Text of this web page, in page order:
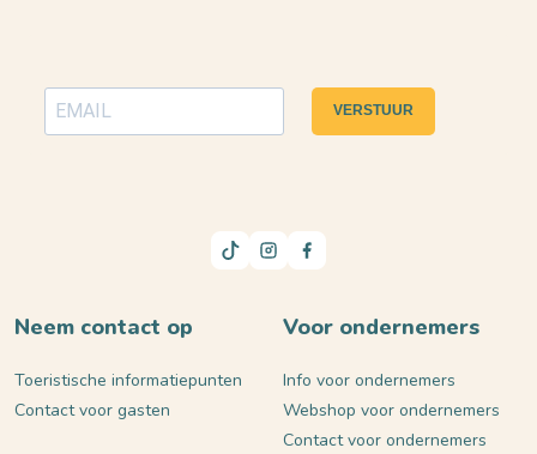
VERSTUUR
Neem contact op
Toeristische informatiepunten
Contact voor gasten
Voor ondernemers
Info voor ondernemers
Webshop voor ondernemers
Contact voor ondernemers